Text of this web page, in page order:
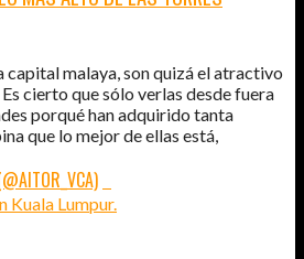
capital malaya, son quizá el atractivo
cierto que sólo verlas desde fuera
porqué han adquirido tanta
que lo mejor de ellas está,